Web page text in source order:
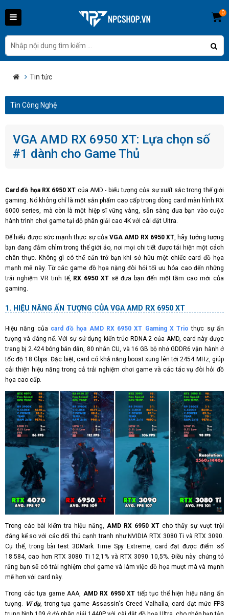
0
Tin tức
Tin Công Nghệ
VGA AMD RX 6950 XT: Lựa chọn số
#1 dành cho Game Thủ
Card đồ họa RX 6950 XT của AMD - biểu tượng của sự xuất sắc trong thế giới
gaming. Nó không chỉ là một sản phẩm cao cấp trong dòng card màn hình RX
6000 series, mà còn là một hiệp sĩ vững vàng, sẵn sàng đưa bạn vào cuộc
hành trình chơi game tại độ phân giải cao 4K với cài đặt Ultra.
Để hiểu được sức mạnh thực sự củaVGA AMD RX 6950 XT, hãy tưởng tượng
bạn đang đắm chìm trong thế giới ảo, nơi mọi chi tiết được tái hiện một cách
chân thực. Không gì có thể cản trở bạn khi sở hữu một chiếc card đồ họa
mạnh mẽ này. Từ các game đồ họa nặng đòi hỏi tối ưu hóa cao đến những
trải nghiệm VR tinh tế, RX 6950 XT sẽ đưa bạn đến một tầm cao mới của
gaming.
HIỆU NĂNG ẤN TƯỢNG CỦA VGA AMD RX 6950 XT
Hiệu năng của card đồ họa AMD RX 6950 XT Gaming X Trio thực sự ấn
tượng và đáng nể. Với sự sử dụng kiến trúc RDNA 2 của AMD, card này được
trang bị 2.424 bóng bán dẫn, 80 nhân CU, và 16 GB bộ nhớ GDDR6 vận hành ở
tốc độ 18 Gbps. Đặc biệt, card có khả năng boost xung lên tới 2454 MHz, giúp
cải thiện hiệu năng trong cả trải nghiệm chơi game và các tác vụ đòi hỏi đồ
họa cao cấp.
Trong các bài kiểm tra hiệu năng, AMD RX 6950 XT cho thấy sự vượt trội
đáng kể so với các đối thủ cạnh tranh như NVIDIA RTX 3080 Ti và RTX 3090.
Cụ thể, trong bài test 3DMark Time Spy Extreme, card đạt được điểm số
18.584, cao hơn RTX 3080 Ti 12,1% và RTX 3090 10,5%. Điều này chứng tỏ
rằng bạn sẽ có trải nghiệm chơi game và làm việc đồ họa mượt mà và mạnh
mẽ hơn với card này.
Trong các tựa game AAA, AMD RX 6950 XT tiếp tục thể hiện hiệu năng ấn
tượng. Ví dụ, trong tựa game Assassin's Creed Valhalla, card đạt mức FPS